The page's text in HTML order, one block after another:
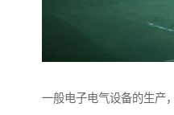
一般电子电气设备的生产